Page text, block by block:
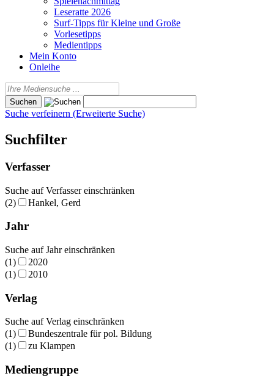
Leseratte 2026
Surf-Tipps für Kleine und Große
Vorlesetipps
Medientipps
Mein Konto
Onleihe
Suche verfeinern (Erweiterte Suche)
Suchfilter
Verfasser
Suche auf Verfasser einschränken
(2)
Hankel, Gerd
Jahr
Suche auf Jahr einschränken
(1)
2020
(1)
2010
Verlag
Suche auf Verlag einschränken
(1)
Bundeszentrale für pol. Bildung
(1)
zu Klampen
Mediengruppe